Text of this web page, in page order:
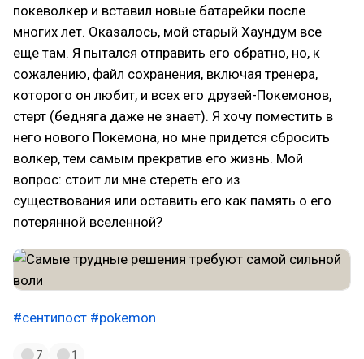
покеволкер и вставил новые батарейки после
многих лет. Оказалось, мой старый Хаундум все
еще там. Я пытался отправить его обратно, но, к
сожалению, файл сохранения, включая тренера,
которого он любит, и всех его друзей-Покемонов,
стерт (бедняга даже не знает). Я хочу поместить в
него нового Покемона, но мне придется сбросить
волкер, тем самым прекратив его жизнь. Мой
вопрос: стоит ли мне стереть его из
существования или оставить его как память о его
потерянной вселенной?
#сентипост #pokemon
7 1